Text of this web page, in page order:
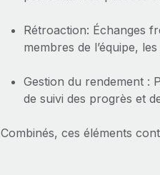
Rétroaction: Échanges
membres de l’équipe,
Gestion du rendement :
de suivi des progrès et
Combinés, ces éléments